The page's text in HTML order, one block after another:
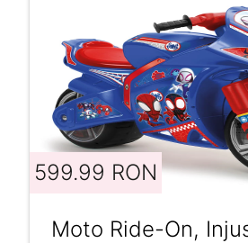
599.99 RON
Moto Ride-On,